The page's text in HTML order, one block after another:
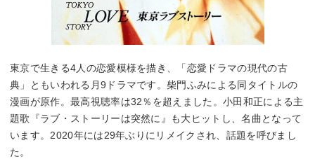
東京で生きる4人の恋愛模様を描き、「恋愛ドラマの現代の古
典」ともいわれる月9ドラマです。柴門ふみによる同タイトルの
漫画が原作。最高視聴率は32％を超えました。小田和正による主
題歌『ラブ・ストーリーは突然に』も大ヒットし、名曲となって
います。2020年には29年ぶりにリメイクされ、話題を呼びまし
た。